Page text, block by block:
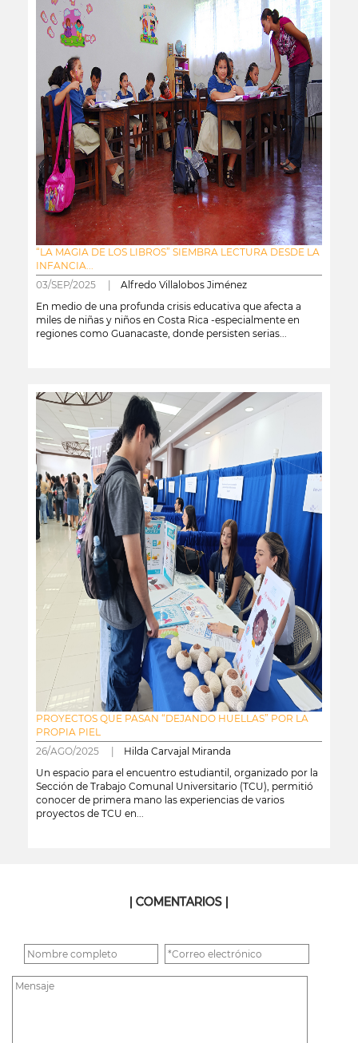
“LA MAGIA DE LOS LIBROS” SIEMBRA LECTURA DESDE LA
INFANCIA...
03/SEP/2025 | Alfredo Villalobos Jiménez
En medio de una profunda crisis educativa que afecta a
miles de niñas y niños en Costa Rica -especialmente en
regiones como Guanacaste, donde persisten serias...
PROYECTOS QUE PASAN “DEJANDO HUELLAS” POR LA
PROPIA PIEL
26/AGO/2025 | Hilda Carvajal Miranda
Un espacio para el encuentro estudiantil, organizado por la
Sección de Trabajo Comunal Universitario (TCU), permitió
conocer de primera mano las experiencias de varios
proyectos de TCU en...
| COMENTARIOS |